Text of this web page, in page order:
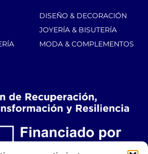
DISEÑO & DECORACIÓN
JOYERÍA & BISUTERÍA
MODA & COMPLEMENTOS